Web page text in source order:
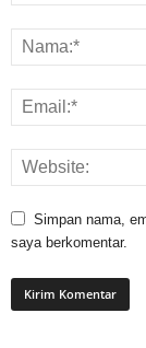
Simpan nama,
saya berkomentar.